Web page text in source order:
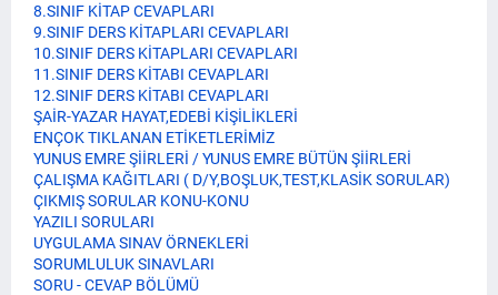
8.SINIF KİTAP CEVAPLARI
9.SINIF DERS KİTAPLARI CEVAPLARI
10.SINIF DERS KİTAPLARI CEVAPLARI
11.SINIF DERS KİTABI CEVAPLARI
12.SINIF DERS KİTABI CEVAPLARI
ŞAİR-YAZAR HAYAT,EDEBİ KİŞİLİKLERİ
ENÇOK TIKLANAN ETİKETLERİMİZ
YUNUS EMRE ŞİİRLERİ / YUNUS EMRE BÜTÜN ŞİİRLERİ
ÇALIŞMA KAĞITLARI ( D/Y,BOŞLUK,TEST,KLASİK SORULAR)
ÇIKMIŞ SORULAR KONU-KONU
YAZILI SORULARI
UYGULAMA SINAV ÖRNEKLERİ
SORUMLULUK SINAVLARI
SORU - CEVAP BÖLÜMÜ